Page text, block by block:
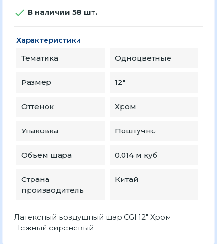
 В наличии 58 шт.
Характеристики
Тематика
Одноцветные
Размер 12″
Оттенок Хром
Упаковка Поштучно
Объем шара 0.014 м куб
Страна
производитель
Китай
Латексный воздушный шар CGI 12" Хром
Нежный сиреневый